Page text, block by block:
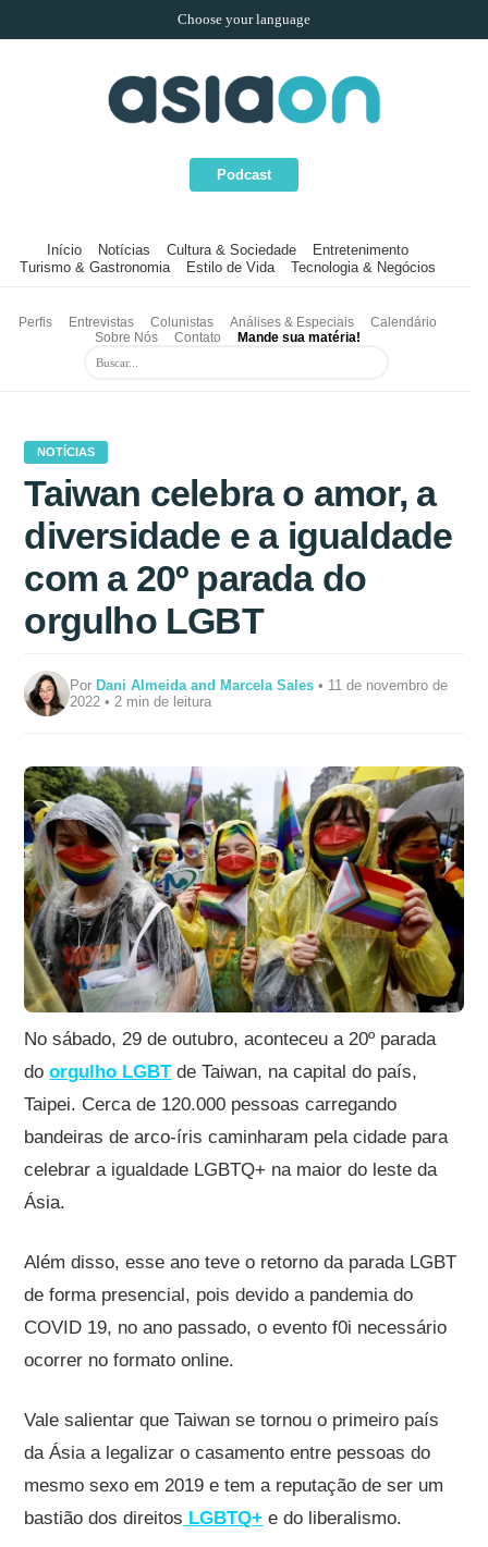
Choose your language
Podcast
Início Notícias Cultura & Sociedade
Entretenimento
Turismo & Gastronomia
Estilo de Vida Tecnologia & Negócios
Perfis Entrevistas Colunistas Análises & Especiais
Calendário
Sobre Nós
Contato Mande sua matéria!
NOTÍCIAS
Taiwan celebra o amor, a
diversidade e a igualdade
com a 20º parada do
orgulho LGBT
Por Dani Almeida and Marcela Sales • 11 de novembro de
2022 • 2 min de leitura
No sábado, 29 de outubro, aconteceu a 20º parada
doorgulho LGBTde Taiwan, na capital do país,
Taipei. Cerca de 120.000 pessoas carregando
bandeiras de arco-íris caminharam pela cidade para
celebrar a igualdade LGBTQ+ na maior do leste da
Ásia.
Além disso, esse ano teve o retorno da parada LGBT
de forma presencial, pois devido a pandemia do
COVID 19, no ano passado, o evento f0i necessário
ocorrer no formato online.
Vale salientar que Taiwan se tornou o primeiro país
da Ásia a legalizar o casamento entre pessoas do
mesmo sexo em 2019 e tem a reputação de ser um
bastião dos direitos LGBTQ+ e do liberalismo.